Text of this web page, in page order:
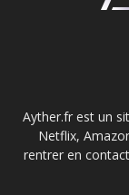
Ayther.fr est un
Netflix,
rentrer en